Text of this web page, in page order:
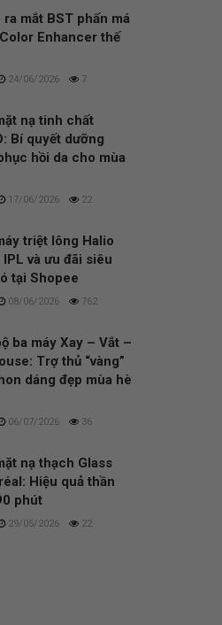
mắt BST phấn má
Enhancer thế
24/06/2026 7
nạ tinh chất
Bí quyết dưỡng
hồi da cho mùa
17/06/2026 22
triệt lông Halio
và ưu đãi siêu
tại Shopee
08/06/2026 762
ba máy Xay – Vắt –
Trợ thủ “vàng”
dáng đẹp mùa hè
06/07/2026 36
nạ thạch Glass
Hiệu quả thần
phút
29/05/2026 22